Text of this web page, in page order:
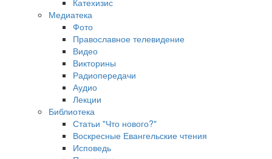
Катехизис
Медиатека
Фото
Православное телевидение
Видео
Викторины
Радиопередачи
Аудио
Лекции
Библиотека
Статьи "Что нового?"
Воскресные Евангельские чтения
Исповедь